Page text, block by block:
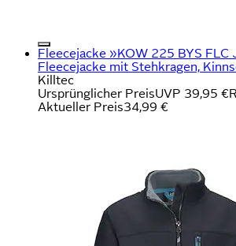
Fleecejacke »KOW 225 BYS FLC
Fleecejacke mit Stehkragen,
Killtec
Ursprünglicher PreisUVP 39,95 €
Aktueller Preis34,99 €